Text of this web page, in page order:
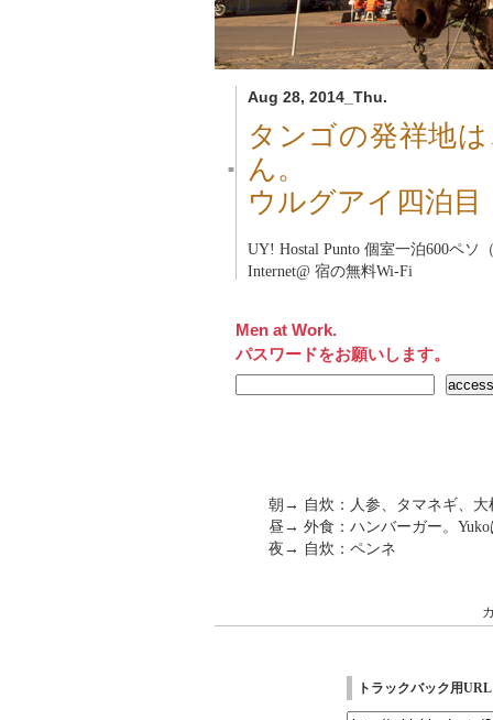
Aug 28, 2014_Thu.
■
タンゴの発祥地
ん。
ウルグアイ四泊目
UY! Hostal Punto 個室一泊600ペソ
Internet@ 宿の無料Wi-Fi
Men at Work.
パスワードをお願いします。
朝→ 自炊：人参、タマネギ、大
昼→ 外食：ハンバーガー。
夜→ 自炊：ペンネ
トラックバック用URL